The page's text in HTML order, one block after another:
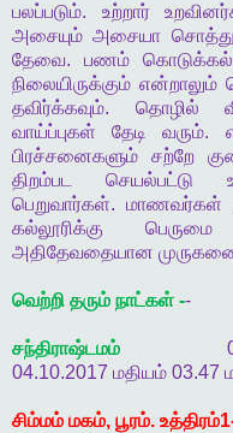
பலப்படும். உற்றார்
அசையும் அசையா
தேவை. பணம் கொடுக்கல்
நிலையிருக்கும் என்றாலும்
தவிர்க்கவும். தொழில்
வாய்ப்புகள்
தேடி வரும்.
பிரச்சனைகளும்
சற்றே
திறம்பட
செயல்பட்டு
பெறுவார்கள். மாணவர்கள்
கல்லூரிக்கு
பெருமை
அதிதேவதையான
வெற்றி தரும் நாட்கள் --
சந்திராஷ்டமம்
04.10.2017 மதியம் 03.47
சிம்மம் மகம், பூரம். உத்திரம்